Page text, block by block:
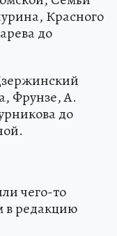
Красного
до
Фрунзе, А.
до
чего-то
в редакцию